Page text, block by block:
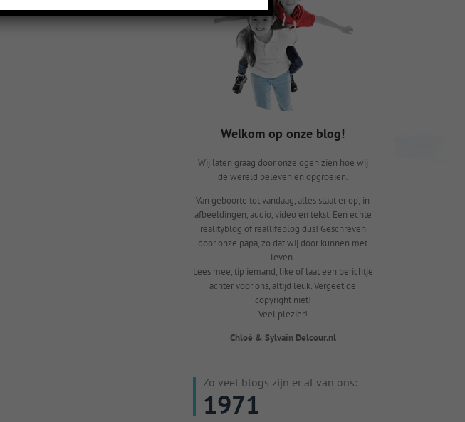
Welkom op onze blog!
Wij laten graag door onze ogen zien hoe wij
de wereld beleven en opgroeien.
Van geboorte tot vandaag, alles staat er op; in
afbeeldingen, audio, video en tekst. Een echte
realityblog of reallifeblog dus! Geschreven
door onze papa, zo dat wij door kunnen met
leven.
Lees mee, tip iemand, like of laat een berichtje
achter voor ons, altijd leuk. Vergeet de
copyright niet!
Veel plezier!
Chloé & Sylvain Delcour.nl
Zo veel blogs zijn er al van ons:
1971